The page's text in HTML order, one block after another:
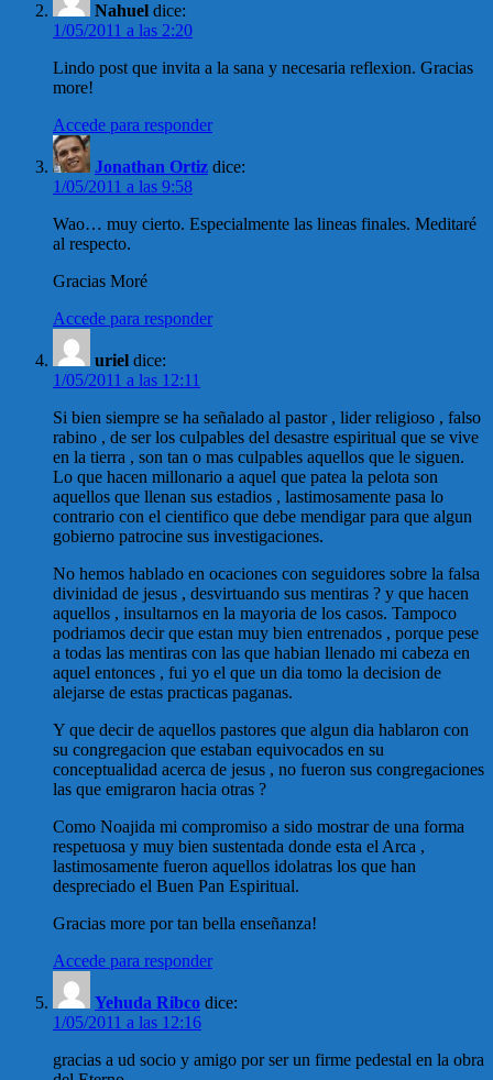
Nahuel dice:
1/05/2011 a las 2:20
Lindo post que invita a la sana y necesaria reflexion. Gracias
more!
Accede para responder
Jonathan Ortiz dice:
1/05/2011 a las 9:58
Wao… muy cierto. Especialmente las lineas finales. Meditaré
al respecto.
Gracias Moré
Accede para responder
uriel dice:
1/05/2011 a las 12:11
Si bien siempre se ha señalado al pastor , lider religioso , falso
rabino , de ser los culpables del desastre espiritual que se vive
en la tierra , son tan o mas culpables aquellos que le siguen.
Lo que hacen millonario a aquel que patea la pelota son
aquellos que llenan sus estadios , lastimosamente pasa lo
contrario con el cientifico que debe mendigar para que algun
gobierno patrocine sus investigaciones.
No hemos hablado en ocaciones con seguidores sobre la falsa
divinidad de jesus , desvirtuando sus mentiras ? y que hacen
aquellos , insultarnos en la mayoria de los casos. Tampoco
podriamos decir que estan muy bien entrenados , porque pese
a todas las mentiras con las que habian llenado mi cabeza en
aquel entonces , fui yo el que un dia tomo la decision de
alejarse de estas practicas paganas.
Y que decir de aquellos pastores que algun dia hablaron con
su congregacion que estaban equivocados en su
conceptualidad acerca de jesus , no fueron sus congregaciones
las que emigraron hacia otras ?
Como Noajida mi compromiso a sido mostrar de una forma
respetuosa y muy bien sustentada donde esta el Arca ,
lastimosamente fueron aquellos idolatras los que han
despreciado el Buen Pan Espiritual.
Gracias more por tan bella enseñanza!
Accede para responder
Yehuda Ribco dice:
1/05/2011 a las 12:16
gracias a ud socio y amigo por ser un firme pedestal en la obra